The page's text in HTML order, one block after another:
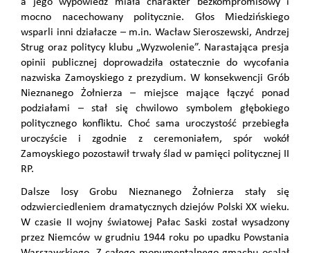
a jego wypowiedź miała charakter bezkompromisowy i
mocno nacechowany politycznie. Głos Miedzińskiego
wsparli inni działacze – m.in. Wacław Sieroszewski, Andrzej
Strug oraz politycy klubu „Wyzwolenie”. Narastająca presja
opinii publicznej doprowadziła ostatecznie do wycofania
nazwiska Zamoyskiego z prezydium. W konsekwencji Grób
Nieznanego Żołnierza – miejsce mające łączyć ponad
podziałami – stał się chwilowo symbolem głębokiego
politycznego konfliktu. Choć sama uroczystość przebiegła
uroczyście i zgodnie z ceremoniałem, spór wokół
Zamoyskiego pozostawił trwały ślad w pamięci politycznej II
RP.
Dalsze losy Grobu Nieznanego Żołnierza stały się
odzwierciedleniem dramatycznych dziejów Polski XX wieku.
W czasie II wojny światowej Pałac Saski został wysadzony
przez Niemców w grudniu 1944 roku po upadku Powstania